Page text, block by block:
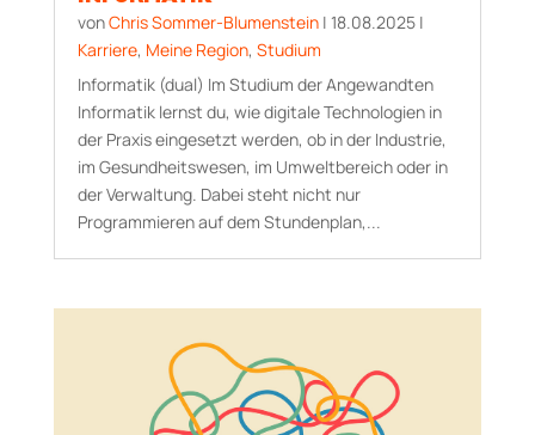
vonChris Sommer-Blumenstein| 18.08.2025|
Karriere, Meine Region, Studium
Informatik (dual) Im Studium der Angewandten
Informatik lernst du, wie digitale Technologien in
der Praxis eingesetzt werden, ob in der Industrie,
im Gesundheitswesen, im Umweltbereich oder in
der Verwaltung. Dabei steht nicht nur
Programmieren auf dem Stundenplan,...